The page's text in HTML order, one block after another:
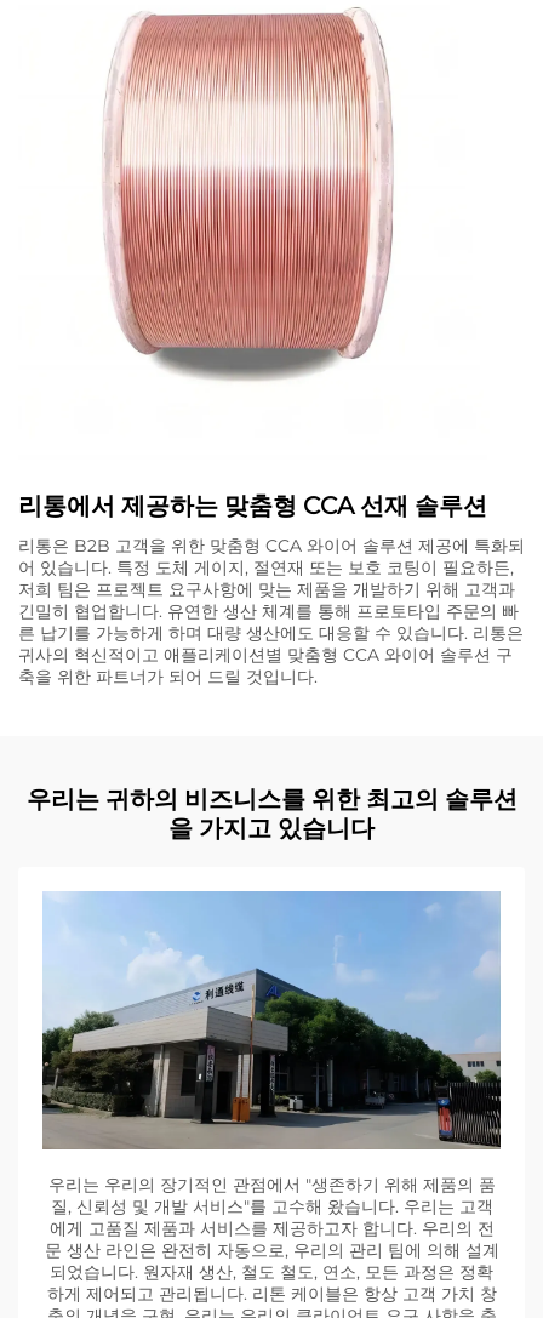
리통에서 제공하는 맞춤형 CCA 선재 솔루션
리통은 B2B 고객을 위한 맞춤형 CCA 와이어 솔루션 제공에 특화되
어 있습니다. 특정 도체 게이지, 절연재 또는 보호 코팅이 필요하든,
저희 팀은 프로젝트 요구사항에 맞는 제품을 개발하기 위해 고객과
긴밀히 협업합니다. 유연한 생산 체계를 통해 프로토타입 주문의 빠
른 납기를 가능하게 하며 대량 생산에도 대응할 수 있습니다. 리통은
귀사의 혁신적이고 애플리케이션별 맞춤형 CCA 와이어 솔루션 구
축을 위한 파트너가 되어 드릴 것입니다.
우리는 귀하의 비즈니스를 위한 최고의 솔루션
을 가지고 있습니다
우리는 우리의 장기적인 관점에서 "생존하기 위해 제품의 품
질, 신뢰성 및 개발 서비스"를 고수해 왔습니다. 우리는 고객
에게 고품질 제품과 서비스를 제공하고자 합니다. 우리의 전
문 생산 라인은 완전히 자동으로, 우리의 관리 팀에 의해 설계
되었습니다. 원자재 생산, 철도 철도, 연소, 모든 과정은 정확
하게 제어되고 관리됩니다. 리톤 케이블은 항상 고객 가치 창